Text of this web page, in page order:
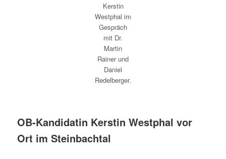
Kerstin
Westphal im
Gespräch
mit Dr.
Martin
Rainer und
Daniel
Redelberger.
OB-Kandidatin Kerstin Westphal vor
Ort im Steinbachtal